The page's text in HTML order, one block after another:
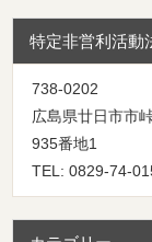
特定非営利活動
738-0202
広島県廿日市市
935番地1
TEL: 0829-74-